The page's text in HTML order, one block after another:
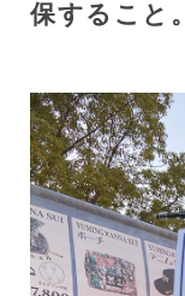
保すること。